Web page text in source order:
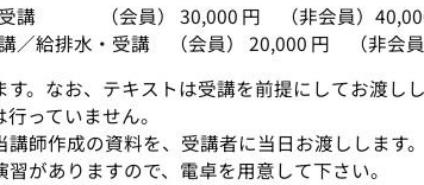
講 （会員） 30,000 円 （非会員）
水・受講 （会員） 20,000 円 （非会員
ます。なお、テキストは受講を前提に
っていません。
師作成の資料を、受講者に当日お渡しします。
がありますので、電卓を用意して下さい。